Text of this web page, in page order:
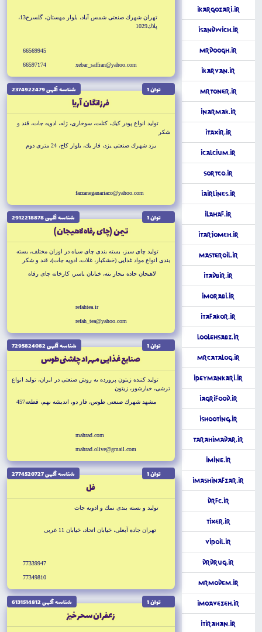
iKargozari.ir
iSandwich.ir
MrDoogh.ir
iKarvan.ir
MrToner.ir
iNarmak.ir
iTaxir.ir
iCalcium.ir
SortCo.ir
iAirlines.ir
iLahaf.ir
iTarjomeh.ir
MasterOil.ir
iTadbir.ir
iMorabi.ir
iTafakor.ir
LoolehSabz.ir
MrCatalog.ir
iPeymankari.ir
iAgriFood.ir
iShooting.ir
TarahiMadar.ir
iMine.ir
iMashinAfzar.ir
DrFC.ir
Tixer.ir
vipOil.ir
DrDrug.ir
MrModem.ir
iMoavezeh.ir
iTirahan.ir
تهران شهرك صنعتى شمس آباد، بلوار مهستان، گلسرخ13،
پلاك1029
xebar_saffran@yahoo.com
66569945
66597174
توان 1 شناسه آگهى 2374922479
فرزانگان آريا
توليد انواع پودر كيك، كتلت، سوخارى، ژله، ادويه جات، قند و
شكر
يزد شهرك صنعتى يزد، فاز يك، بلوار كاج، 24 مترى دوم
farzaneganariaco@yahoo.com
توان 1 شناسه آگهى 2912218878
تيمن (چاى رفاه لاهيجان)
توليد چاى سبز، بسته بندى چاى سياه در اوزان مختلف، بسته
بندى انواع مواد غذايى (خشكبار، غلات، ادويه جات)، قند و شكر
لاهيجان جاده بيجار بنه، خيابان ياسر، كارخانه چاى رفاه
refahtea.ir
refah_tea@yahoo.com
توان 1 شناسه آگهى 7295824082
صنايع غذايى مهراد چاشنى طوس
توليد كننده زيتون پرورده به روش صنعتى در ايران، توليد انواع
ترشى، خيارشور، زيتون
مشهد شهرك صنعتى طوس، فاز دو، انديشه نهم، قطعه457
mahrad.com
mahrad.olive@gmail.com
توان 1 شناسه آگهى 2774520727
فل
توليد و بسته بندى نمك و ادويه جات
تهران جاده آبعلى، خيابان اتحاد، خيابان 11 غربى
77339947
77349810
توان 1 شناسه آگهى 6131514812
زعفران سحر خيز